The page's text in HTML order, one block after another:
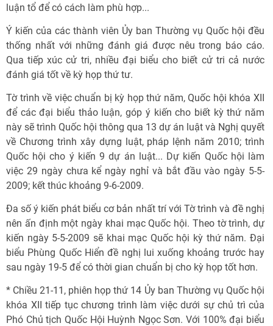
luận tổ để có cách làm phù hợp...
Ý kiến của các thành viên Ủy ban Thường vụ Quốc hội đều
thống nhất với những đánh giá được nêu trong báo cáo.
Qua tiếp xúc cử tri, nhiều đại biểu cho biết cử tri cả nước
đánh giá tốt về kỳ họp thứ tư.
Tờ trình về việc chuẩn bị kỳ họp thứ năm, Quốc hội khóa XII
để các đại biểu thảo luận, góp ý kiến cho biết kỳ thứ năm
này sẽ trình Quốc hội thông qua 13 dự án luật và Nghị quyết
về Chương trình xây dựng luật, pháp lệnh năm 2010; trình
Quốc hội cho ý kiến 9 dự án luật... Dự kiến Quốc hội làm
việc 29 ngày chưa kể ngày nghỉ và bắt đầu vào ngày 5-5-
2009; kết thúc khoảng 9-6-2009.
Đa số ý kiến phát biểu cơ bản nhất trí với Tờ trình và đề nghị
nên ấn định một ngày khai mạc Quốc hội. Theo tờ trình, dự
kiến ngày 5-5-2009 sẽ khai mạc Quốc hội kỳ thứ năm. Đại
biểu Phùng Quốc Hiển đề nghị lui xuống khoảng trước hay
sau ngày 19-5 để có thời gian chuẩn bị cho kỳ họp tốt hơn.
* Chiều 21-11, phiên họp thứ 14 Ủy ban Thường vụ Quốc hội
khóa XII tiếp tục chương trình làm việc dưới sự chủ trì của
Phó Chủ tịch Quốc Hội Huỳnh Ngọc Sơn. Với 100% đại biểu